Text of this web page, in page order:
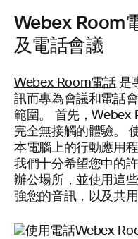
Webex Room
及電話會議
Webex Room電話是
訊而專為會議和電話
範圍。 首先，Webex
完全無接觸的體驗。
本電腦上的行動應用
我們十分希望您中的
辦公場所，並使用這
強您的音訊，以及共